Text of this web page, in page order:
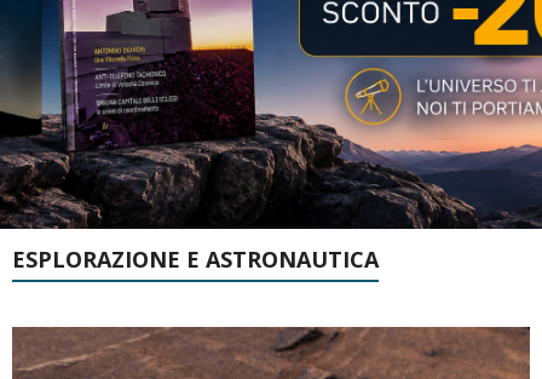
ESPLORAZIONE E ASTRONAUTICA